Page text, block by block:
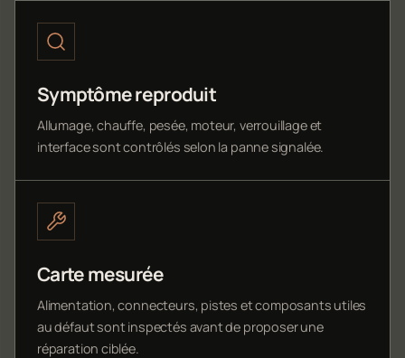
Symptôme reproduit
Allumage, chauffe, pesée, moteur, verrouillage et
interface sont contrôlés selon la panne signalée.
Carte mesurée
Alimentation, connecteurs, pistes et composants utiles
au défaut sont inspectés avant de proposer une
réparation ciblée.